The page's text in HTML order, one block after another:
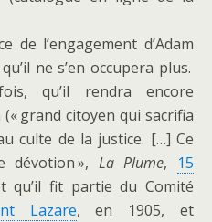
de l’engagement d’Adam
ne s’en occupera plus.
qu’il rendra encore
grand citoyen qui sacrifia
culte de la justice. […] Ce
», La Plume, 15
qu’il fit partie du Comité
Lazare, en 1905, et